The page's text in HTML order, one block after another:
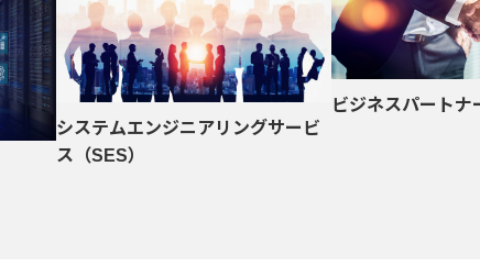
システムエンジニアリングサービ
ス（SES）
ビジネスパートナ